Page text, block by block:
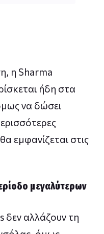
η Sharma
ήδη στα
να δώσει
εμφανίζεται στις
μεγαλύτερων
δεν αλλάζουν τη